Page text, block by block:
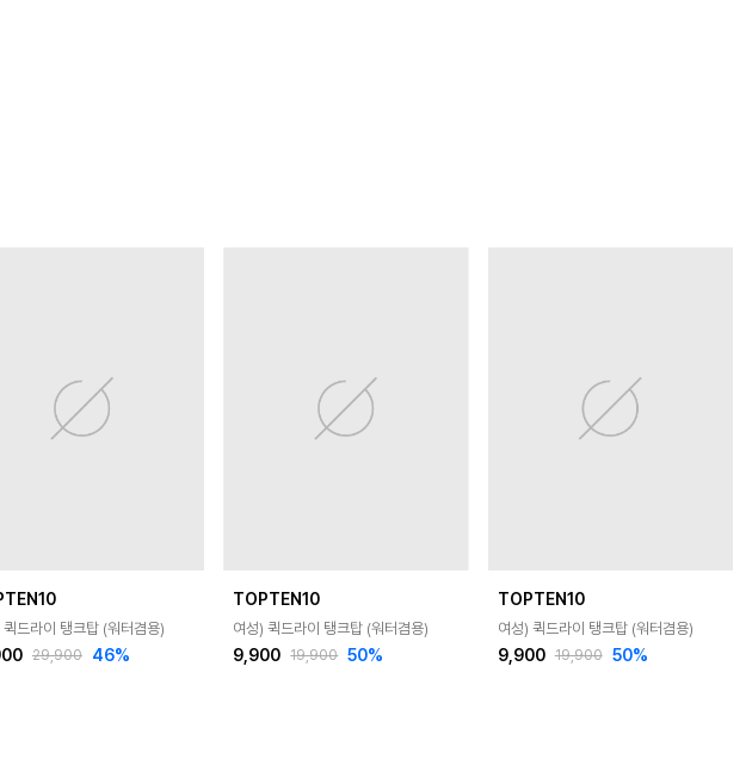
퀵드라이 탱크탑 (워터겸용)
29,900 46%
TOPTEN10
여성) 퀵드라이 탱크탑 (워터겸용)
9,900 19,900 50%
TOPTEN10
여성) 퀵드라이 탱크탑 (워터겸용)
9,900 19,900 50%